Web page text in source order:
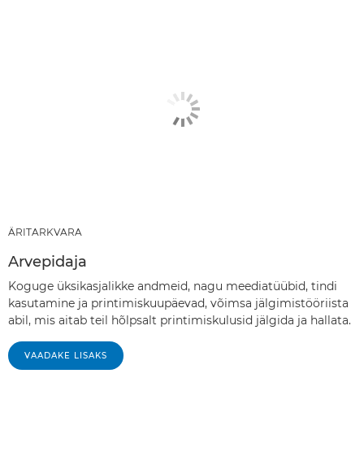
ÄRITARKVARA
Arvepidaja
Koguge üksikasjalikke andmeid, nagu meediatüübid, tindi
kasutamine ja printimiskuupäevad, võimsa jälgimistööriista
abil, mis aitab teil hõlpsalt printimiskulusid jälgida ja hallata.
‎‎VAADAKE LISAKS